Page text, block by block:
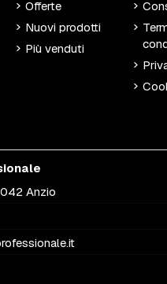
Offerte
Nuovi prodotti
Più venduti
Anzio